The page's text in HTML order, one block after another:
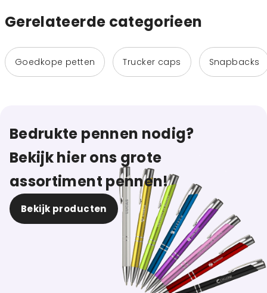
Gerelateerde categorieen
Goedkope petten Trucker caps Snapbacks
Bedrukte pennen nodig?
Bekijk hier ons grote
assortiment pennen!
Bekijk producten